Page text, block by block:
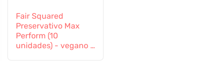
Fair Squared
Preservativo Max
Perform (10
unidades) - vegano y